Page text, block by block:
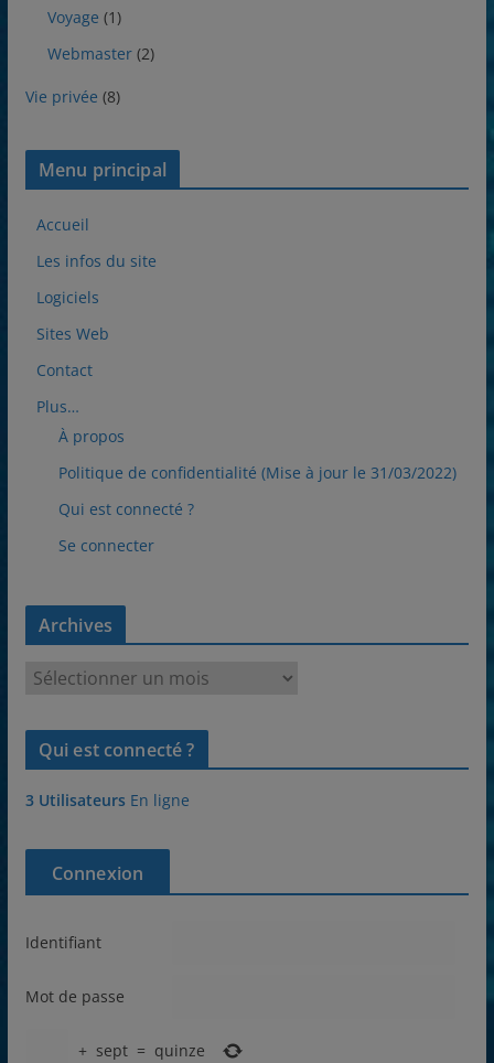
Voyage (1)
Webmaster(2)
Vie privée (8)
Menu principal
Accueil
Les infos du site
Logiciels
Sites Web
Contact
Plus…
À propos
Politique de confidentialité (Mise à jour le 31/03/2022)
Qui est connecté ?
Se connecter
Archives
c
v
Qui est connecté ?
3 Utilisateurs En ligne
Connexion
Identifiant
Mot de passe
+ sept = quinze